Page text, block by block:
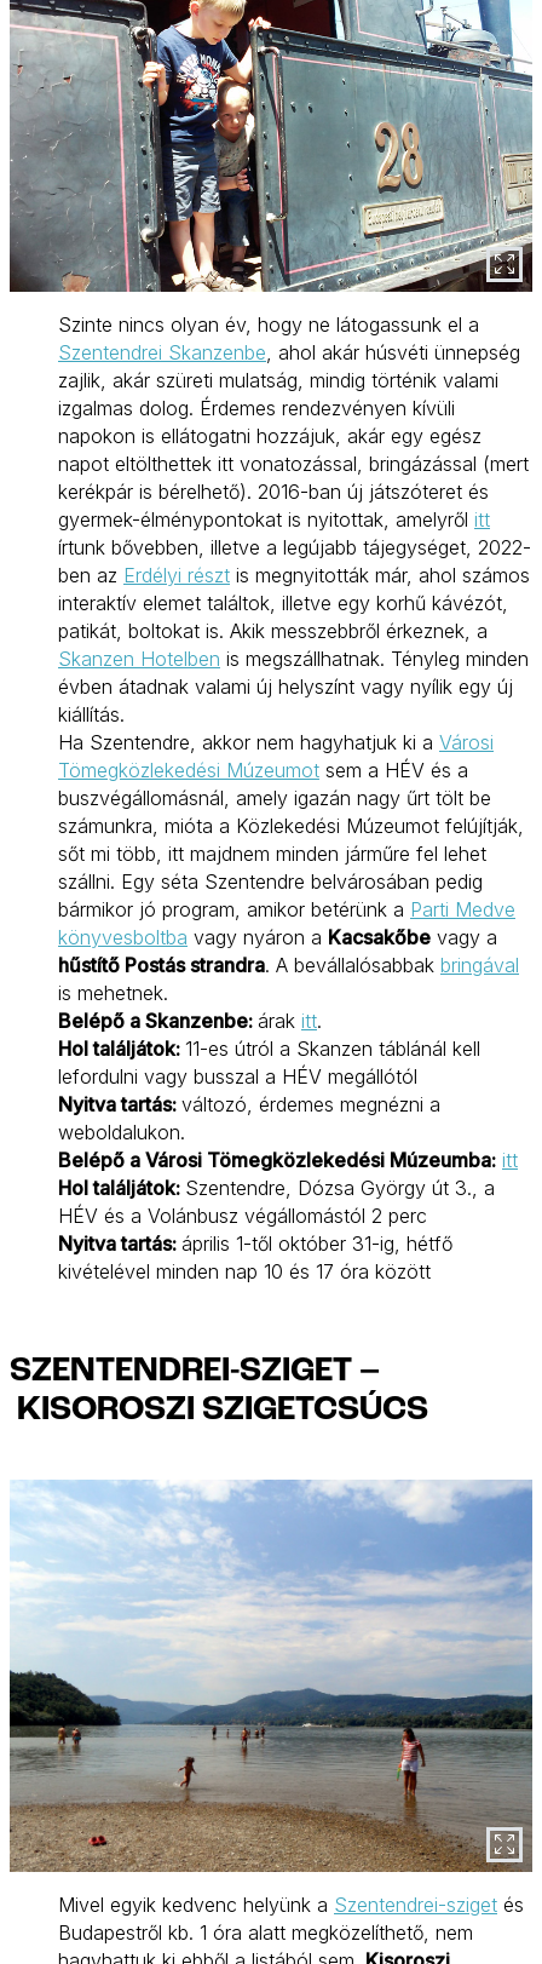
Szinte nincs olyan év, hogy ne látogassunk el a
Szentendrei Skanzenbe, ahol akár húsvéti ünnepség
zajlik, akár szüreti mulatság, mindig történik valami
izgalmas dolog. Érdemes rendezvényen kívüli
napokon is ellátogatni hozzájuk, akár egy egész
napot eltölthettek itt vonatozással, bringázással (mert
kerékpár is bérelhető). 2016-ban új játszóteret és
gyermek-élménypontokat is nyitottak, amelyről itt
írtunk bővebben, illetve a legújabb tájegységet, 2022-
ben az Erdélyi részt is megnyitották már, ahol számos
interaktív elemet találtok, illetve egy korhű kávézót,
patikát, boltokat is. Akik messzebbről érkeznek, a
Skanzen Hotelben is megszállhatnak. Tényleg minden
évben átadnak valami új helyszínt vagy nyílik egy új
kiállítás.
Ha Szentendre, akkor nem hagyhatjuk ki a Városi
Tömegközlekedési Múzeumot sem a HÉV és a
buszvégállomásnál, amely igazán nagy űrt tölt be
számunkra, mióta a Közlekedési Múzeumot felújítják,
sőt mi több, itt majdnem minden járműre fel lehet
szállni. Egy séta Szentendre belvárosában pedig
bármikor jó program, amikor betérünk a Parti Medve
könyvesboltba vagy nyáron a Kacsakőbe vagy a
hűstítő Postás strandra. A bevállalósabbak bringával
is mehetnek.
Belépő a Skanzenbe: árak itt.
Hol találjátok: 11-es útról a Skanzen táblánál kell
lefordulni vagy busszal a HÉV megállótól
Nyitva tartás: változó, érdemes megnézni a
weboldalukon.
Belépő a Városi Tömegközlekedési Múzeumba: itt
Hol találjátok: Szentendre, Dózsa György út 3., a
HÉV és a Volánbusz végállomástól 2 perc
Nyitva tartás: április 1-től október 31-ig, hétfő
kivételével minden nap 10 és 17 óra között
SZENTENDREI-SZIGET –
KISOROSZI SZIGETCSÚCS
Mivel egyik kedvenc helyünk a Szentendrei-sziget és
Budapestről kb. 1 óra alatt megközelíthető, nem